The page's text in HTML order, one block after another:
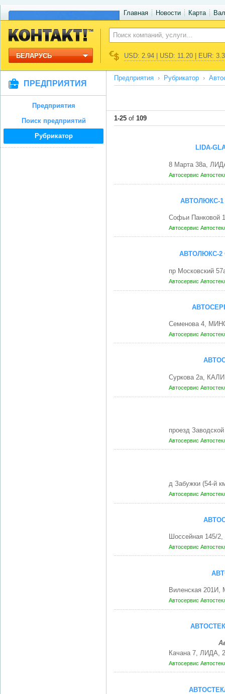
Главная Новости Карта
БЕЛАРУСЬ USD: 2.94 | USD: 11.20 | EUR:
ПРЕДПРИЯТИЯ
Предприятия
Поиск предприятий
Рубрикатор
Предприятия Рубрикатор
1-25 of 109
LIDA-
8 Марта 38а,
Автосервис
АВТОЛЮКС-
Софьи Панковой
Автосервис
АВТОЛЮКС-2
пр Московский
Автосервис
Семенова 4,
Автосервис
Суркова 2а,
Автосервис
проезд
Автосервис
д Забужки (54-й
Автосервис
Шоссейная 145/
Автосервис
Виленская
Автосервис
Качана 7, ЛИДА,
Автосервис